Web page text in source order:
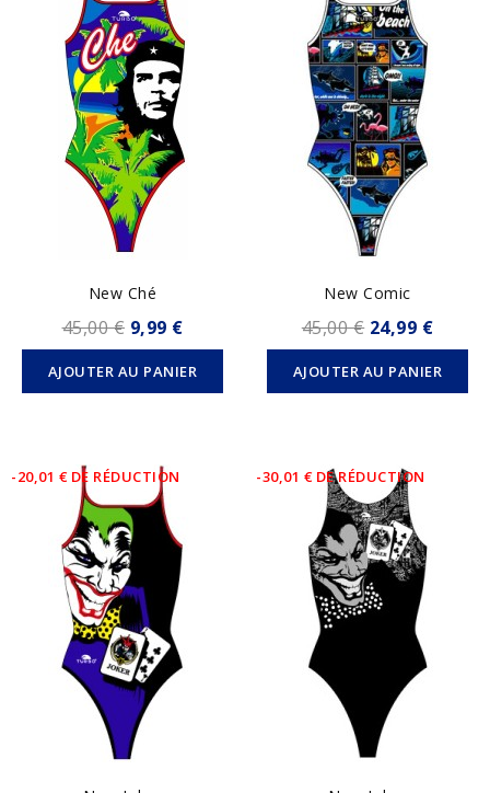
New Ché
45,00 € 9,99 €
AJOUTER AU PANIER
New Comic
45,00 € 24,99 €
AJOUTER AU PANIER
-20,01 € DE RÉDUCTION -30,01 € DE RÉDUCTION